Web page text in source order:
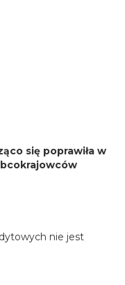
się poprawiła w
nie jest